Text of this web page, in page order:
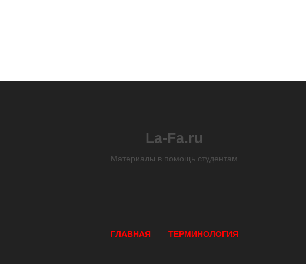
La-Fa.ru
Материалы в помощь студентам
ГЛАВНАЯ ТЕРМИНОЛОГИЯ